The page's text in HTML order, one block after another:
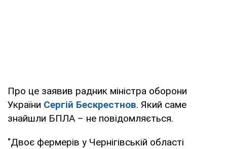
Про це заявив радник міністра оборони
України Сергій Бескрестнов. Який саме
знайшли БПЛА – не повідомляється.
"Двоє фермерів у Чернігівській області